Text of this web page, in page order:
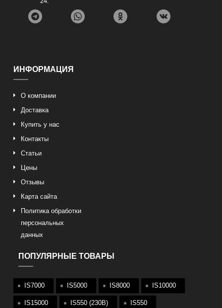
ИНФОРМАЦИЯ
О компании
Доставка
Купить у нас
Контакты
Статьи
Цены
Отзывы
Карта сайта
Политика обработки
персональных
данных
ПОПУЛЯРНЫЕ ТОВАРЫ
IS7000 IS5000 IS8000 IS10000
IS15000 IS550 (230В) IS550